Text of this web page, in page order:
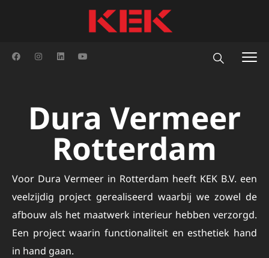
Dura Vermeer
Rotterdam
Voor Dura Vermeer in Rotterdam heeft KEK B.V. een
veelzijdig project gerealiseerd waarbij we zowel de
afbouw als het maatwerk interieur hebben verzorgd.
Een project waarin functionaliteit en esthetiek hand
in hand gaan.